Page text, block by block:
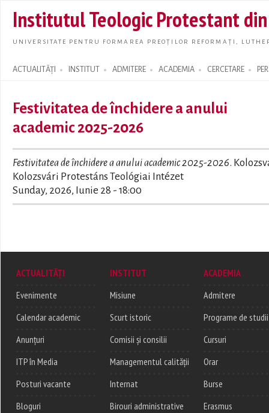
main
Institutul Teologic Protestant
UNIVERSITATE PENTRU FORMAREA PREOȚILOR REFORMAȚI,
ACTUALITĂȚI INSTITUT ADMITERE ACADEMIA CERCETARE
Search form
Festivitatea de închidere a anului
academic 2025-2026
Festivitatea de închidere a anului academic 2025-2026.
Kolozsvári Protestáns Teológiai Intézet
Sunday, 2026, Iunie 28 - 18:00
ACTUALITĂȚI
Evenimente
Calendar academic
Anunțuri
ITP în Media
Posturi vacante
Bloguri
INSTITUT
Misiune
Scurt istoric
Comisii și consilii
Managementul calității
Internat
Birouri administrative
ACADEMIA
Admitere
Programe de studii
Cursuri
Orar
Burse
Erasmus